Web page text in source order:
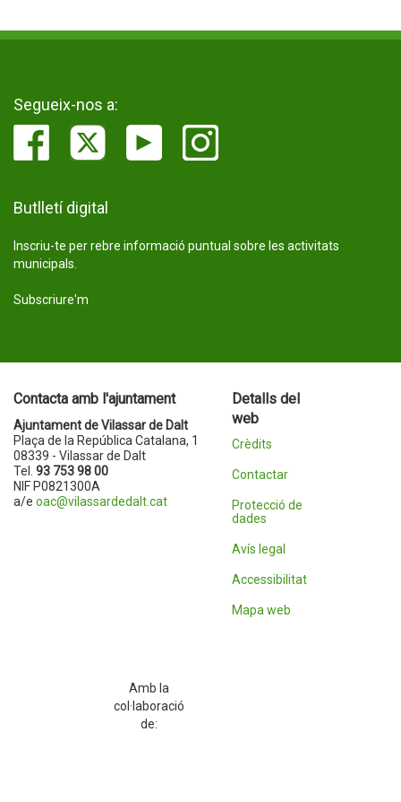
Segueix-nos a:
Butlletí digital
Inscriu-te per rebre informació puntual sobre les activitats
municipals.
Subscriure'm
Contacta amb l'ajuntament
Ajuntament de Vilassar de Dalt
Plaça de la República Catalana, 1
08339 - Vilassar de Dalt
Tel. 93 753 98 00
NIF P0821300A
a/e oac@vilassardedalt.cat
Detalls del
web
Crèdits
Contactar
Protecció de
dades
Avís legal
Accessibilitat
Mapa web
Amb la
col·laboració
de: